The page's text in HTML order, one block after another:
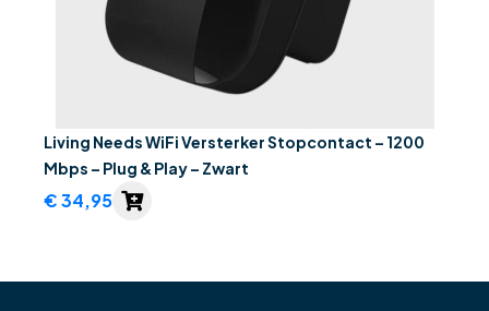
Living Needs WiFi Versterker Stopcontact – 1200
Mbps – Plug & Play – Zwart
€34,95